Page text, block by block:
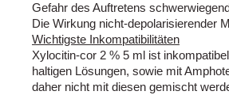
Gefahr des Auftretens
Die Wirkung nicht-depolarisierender
Wichtigste Inkompatibilitäten
Xylocitin-cor 2 % 5 ml ist
haltigen Lösungen, sowie mit
daher nicht mit diesen gemischt